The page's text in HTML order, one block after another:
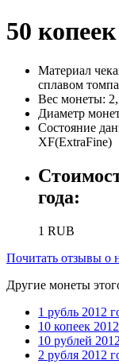
50
Материал
сплавом
Вес монеты:
Диаметр
Состояние
XF(ExtraFine)
года:
1 RUB
Почитать отзывы о
Другие монеты
1 рубль 2012
10 копеек
10 рублей
2 рубля 2012